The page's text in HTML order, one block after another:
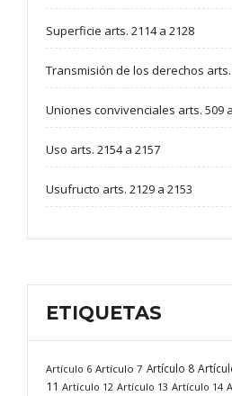
Superficie arts. 2114 a 2128
Transmisión de los derechos arts.
Uniones convivenciales arts. 509
Uso arts. 2154 a 2157
Usufructo arts. 2129 a 2153
ETIQUETAS
Artículo 6 Artículo 7 Artículo 8
11 Artículo 12 Artículo 13 Artículo 14